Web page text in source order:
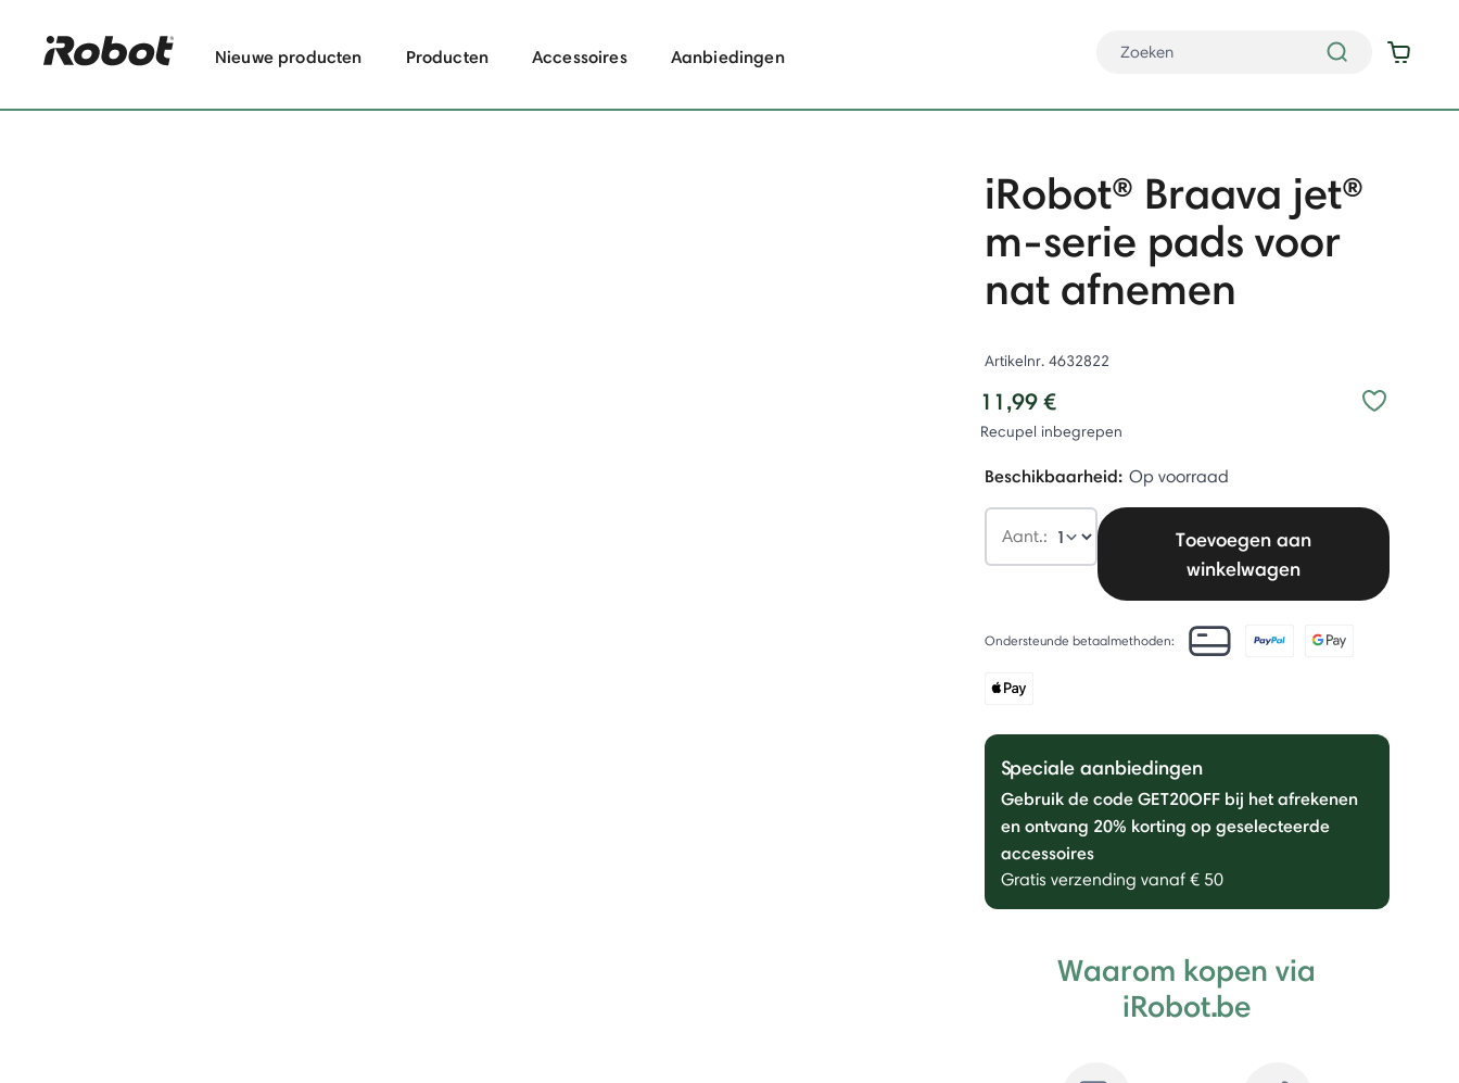
Nieuwe producten Producten Accessoires Aanbiedingen
iRobot® Braava jet®
m-serie pads voor
nat afnemen
Artikelnr. 4632822
11,99 €
Recupel inbegrepen
Beschikbaarheid: Op voorraad
Aant.:
Toevoegen aan
winkelwagen
Ondersteunde betaalmethoden:
Speciale aanbiedingen
Gebruik de code GET20OFF bij het afrekenen
en ontvang 20% ​​korting op geselecteerde
accessoires
Gratis verzending vanaf € 50
Waarom kopen via
iRobot.be